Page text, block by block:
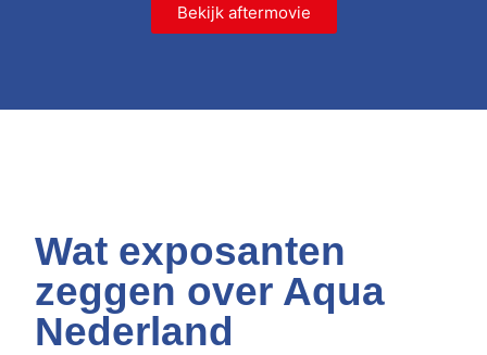
Bekijk aftermovie
Wat exposanten
zeggen over Aqua
Nederland